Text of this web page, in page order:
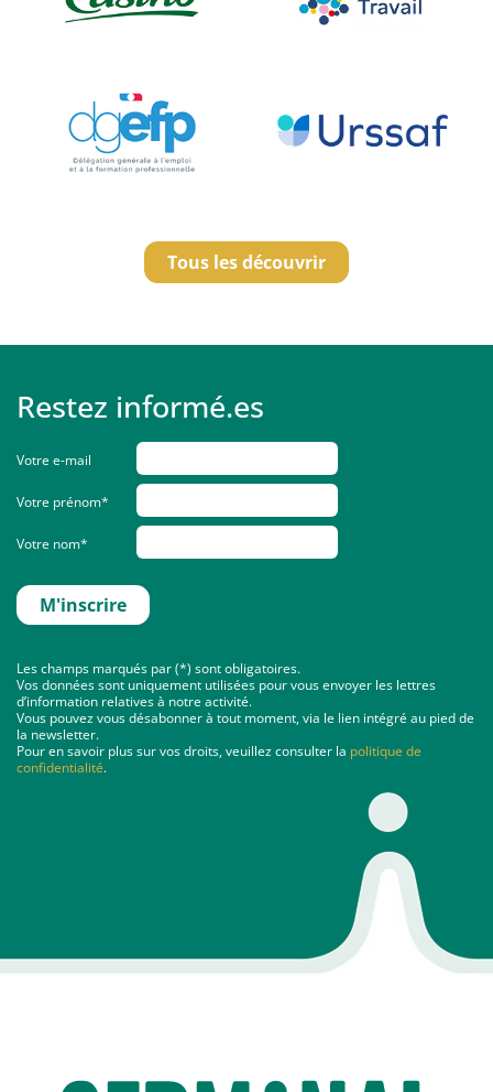
Tous les découvrir
Restez informé.es
Votre e-mail
Votre prénom*
Votre nom*
Les champs marqués par (*) sont obligatoires.
Vos données sont uniquement utilisées pour vous envoyer les lettres
d’information relatives à notre activité.
Vous pouvez vous désabonner à tout moment, via le lien intégré au pied de
la newsletter.
Pour en savoir plus sur vos droits, veuillez consulter la politique de
confidentialité.